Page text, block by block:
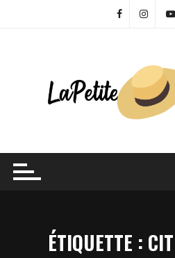
ÉTIQUETTE :